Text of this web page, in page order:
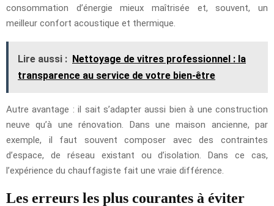
consommation d’énergie mieux maîtrisée et, souvent, un
meilleur confort acoustique et thermique.
Lire aussi : Nettoyage de vitres professionnel : la
transparence au service de votre bien-être
Autre avantage : il sait s’adapter aussi bien à une construction
neuve qu’à une rénovation. Dans une maison ancienne, par
exemple, il faut souvent composer avec des contraintes
d’espace, de réseau existant ou d’isolation. Dans ce cas,
l’expérience du chauffagiste fait une vraie différence.
Les erreurs les plus courantes à éviter